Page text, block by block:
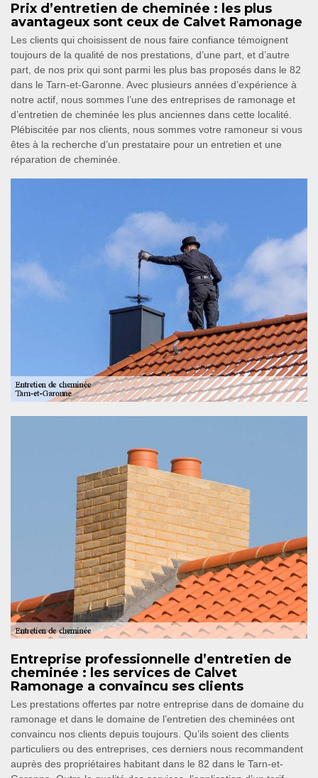
Prix d’entretien de cheminée : les plus
avantageux sont ceux de Calvet Ramonage
Les clients qui choisissent de nous faire confiance témoignent
toujours de la qualité de nos prestations, d’une part, et d’autre
part, de nos prix qui sont parmi les plus bas proposés dans le 82
dans le Tarn-et-Garonne. Avec plusieurs années d’expérience à
notre actif, nous sommes l’une des entreprises de ramonage et
d’entretien de cheminée les plus anciennes dans cette localité.
Plébiscitée par nos clients, nous sommes votre ramoneur si vous
êtes à la recherche d’un prestataire pour un entretien et une
réparation de cheminée.
Entreprise professionnelle d’entretien de
cheminée : les services de Calvet
Ramonage a convaincu ses clients
Les prestations offertes par notre entreprise dans de domaine du
ramonage et dans le domaine de l’entretien des cheminées ont
convaincu nos clients depuis toujours. Qu’ils soient des clients
particuliers ou des entreprises, ces derniers nous recommandent
auprès des propriétaires habitant dans le 82 dans le Tarn-et-